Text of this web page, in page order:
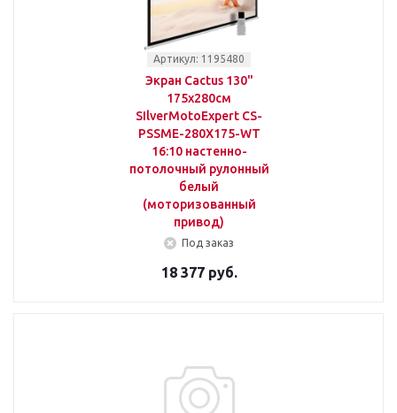
Артикул: 1195480
Экран Cactus 130"
175x280см
SIlverMotoExpert CS-
PSSME-280X175-WT
16:10 настенно-
потолочный рулонный
белый
(моторизованный
привод)
Под заказ
18 377 руб.